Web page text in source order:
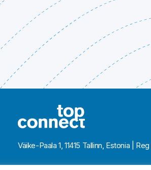
Väike-Paala 1, 11415 Tallinn, Estonia |